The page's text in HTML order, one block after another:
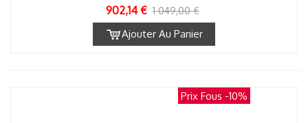
902,14 € 1 049,00 €
Ajouter Au Panier
Prix Fous -10%